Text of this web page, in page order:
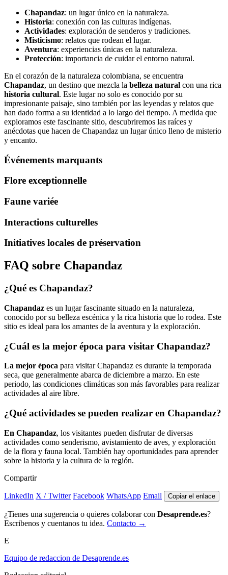
Chapandaz: un lugar único en la naturaleza.
Historia: conexión con las culturas indígenas.
Actividades: exploración de senderos y tradiciones.
Misticismo: relatos que rodean el lugar.
Aventura: experiencias únicas en la naturaleza.
Protección: importancia de cuidar el entorno natural.
En el corazón de la naturaleza colombiana, se encuentra
Chapandaz, un destino que mezcla la belleza natural con una rica
historia cultural. Este lugar no solo es conocido por su
impresionante paisaje, sino también por las leyendas y relatos que
han dado forma a su identidad a lo largo del tiempo. A medida que
exploramos este fascinante sitio, descubriremos las raíces y
anécdotas que hacen de Chapandaz un lugar único lleno de misterio
y encanto.
Événements marquants
Flore exceptionnelle
Faune variée
Interactions culturelles
Initiatives locales de préservation
FAQ sobre Chapandaz
¿Qué es Chapandaz?
Chapandaz es un lugar fascinante situado en la naturaleza,
conocido por su belleza escénica y la rica historia que lo rodea. Este
sitio es ideal para los amantes de la aventura y la exploración.
¿Cuál es la mejor época para visitar Chapandaz?
La mejor época para visitar Chapandaz es durante la temporada
seca, que generalmente abarca de diciembre a marzo. En este
periodo, las condiciones climáticas son más favorables para realizar
actividades al aire libre.
¿Qué actividades se pueden realizar en Chapandaz?
En Chapandaz, los visitantes pueden disfrutar de diversas
actividades como senderismo, avistamiento de aves, y exploración
de la flora y fauna local. También hay oportunidades para aprender
sobre la historia y la cultura de la región.
Compartir
LinkedIn X / Twitter Facebook WhatsApp Email Copiar el enlace
¿Tienes una sugerencia o quieres colaborar con Desaprende.es?
Escribenos y cuentanos tu idea. Contacto →
E
Equipo de redaccion de Desaprende.es